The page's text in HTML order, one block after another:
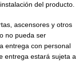
del producto.
ascensores y otros
no pueda ser
entrega con personal
entrega estará sujeta a